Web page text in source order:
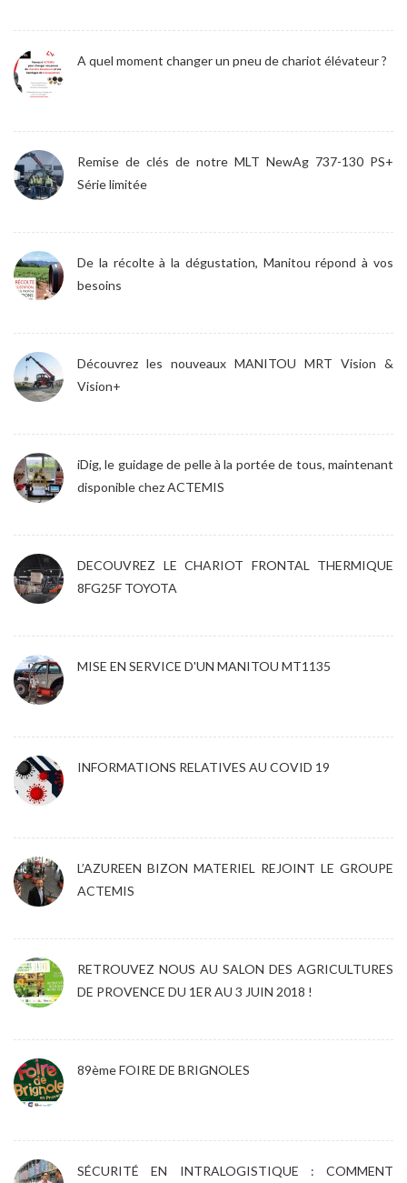
A quel moment changer un pneu de chariot élévateur ?
Remise de clés de notre MLT NewAg 737-130 PS+
Série limitée
De la récolte à la dégustation, Manitou répond à vos
besoins
Découvrez les nouveaux MANITOU MRT Vision &
Vision+
iDig, le guidage de pelle à la portée de tous, maintenant
disponible chez ACTEMIS
DECOUVREZ LE CHARIOT FRONTAL THERMIQUE
8FG25F TOYOTA
MISE EN SERVICE D'UN MANITOU MT1135
INFORMATIONS RELATIVES AU COVID 19
L’AZUREEN BIZON MATERIEL REJOINT LE GROUPE
ACTEMIS
RETROUVEZ NOUS AU SALON DES AGRICULTURES
DE PROVENCE DU 1ER AU 3 JUIN 2018 !
89ème FOIRE DE BRIGNOLES
SÉCURITÉ EN INTRALOGISTIQUE : COMMENT